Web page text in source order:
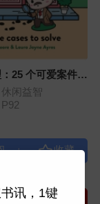
25 个可爱案件等
闲益智
|
讯，1键